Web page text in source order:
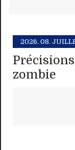
2026. 08.
zombie